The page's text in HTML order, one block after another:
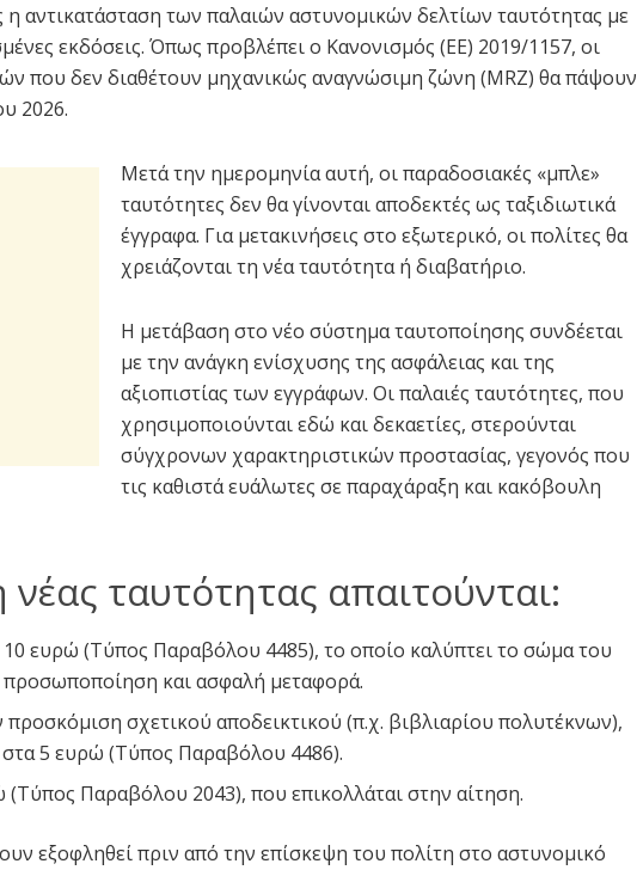
αντικατάσταση των παλαιών αστυνομικών δελτίων ταυτότητας με
εκδόσεις. Όπως προβλέπει ο Κανονισμός (ΕΕ) 2019/1157, οι
που δεν διαθέτουν μηχανικώς αναγνώσιμη ζώνη (MRZ) θα πάψουν
2026.
Μετά την ημερομηνία αυτή, οι παραδοσιακές «μπλε»
ταυτότητες δεν θα γίνονται αποδεκτές ως ταξιδιωτικά
έγγραφα. Για μετακινήσεις στο εξωτερικό, οι πολίτες θα
χρειάζονται τη νέα ταυτότητα ή διαβατήριο.
Η μετάβαση στο νέο σύστημα ταυτοποίησης συνδέεται
με την ανάγκη ενίσχυσης της ασφάλειας και της
αξιοπιστίας των εγγράφων. Οι παλαιές ταυτότητες, που
χρησιμοποιούνται εδώ και δεκαετίες, στερούνται
σύγχρονων χαρακτηριστικών προστασίας, γεγονός που
τις καθιστά ευάλωτες σε παραχάραξη και κακόβουλη
νέας ταυτότητας απαιτούνται:
ευρώ (Τύπος Παραβόλου 4485), το οποίο καλύπτει το σώμα του
και ασφαλή μεταφορά.
προσκόμιση σχετικού αποδεικτικού (π.χ. βιβλιαρίου πολυτέκνων),
5 ευρώ (Τύπος Παραβόλου 4486).
Παραβόλου 2043), που επικολλάται στην αίτηση.
εξοφληθεί πριν από την επίσκεψη του πολίτη στο αστυνομικό